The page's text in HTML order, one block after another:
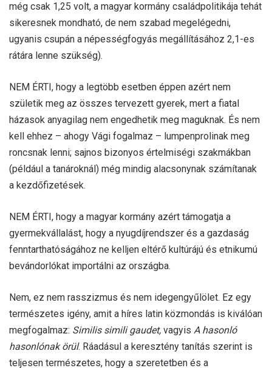
még csak 1,25 volt, a magyar kormány családpolitikája tehát
sikeresnek mondható, de nem szabad megelégedni,
ugyanis csupán a népességfogyás megállításához 2,1-es
rátára lenne szükség).
NEM ÉRTI, hogy a legtöbb esetben éppen azért nem
születik meg az összes tervezett gyerek, mert a fiatal
házasok anyagilag nem engedhetik meg maguknak. És nem
kell ehhez – ahogy Vági fogalmaz – lumpenprolinak meg
roncsnak lenni; sajnos bizonyos értelmiségi szakmákban
(például a tanároknál) még mindig alacsonynak számítanak
a kezdőfizetések.
NEM ÉRTI, hogy a magyar kormány azért támogatja a
gyermekvállalást, hogy a nyugdíjrendszer és a gazdaság
fenntarthatóságához ne kelljen eltérő kultúrájú és etnikumú
bevándorlókat importálni az országba.
Nem, ez nem rasszizmus és nem idegengyűlölet. Ez egy
természetes igény, amit a híres latin közmondás is kiválóan
megfogalmaz: Similis simili gaudet, vagyis A hasonló
hasonlónak örül. Ráadásul a keresztény tanítás szerint is
teljesen természetes, hogy a szeretetben és a